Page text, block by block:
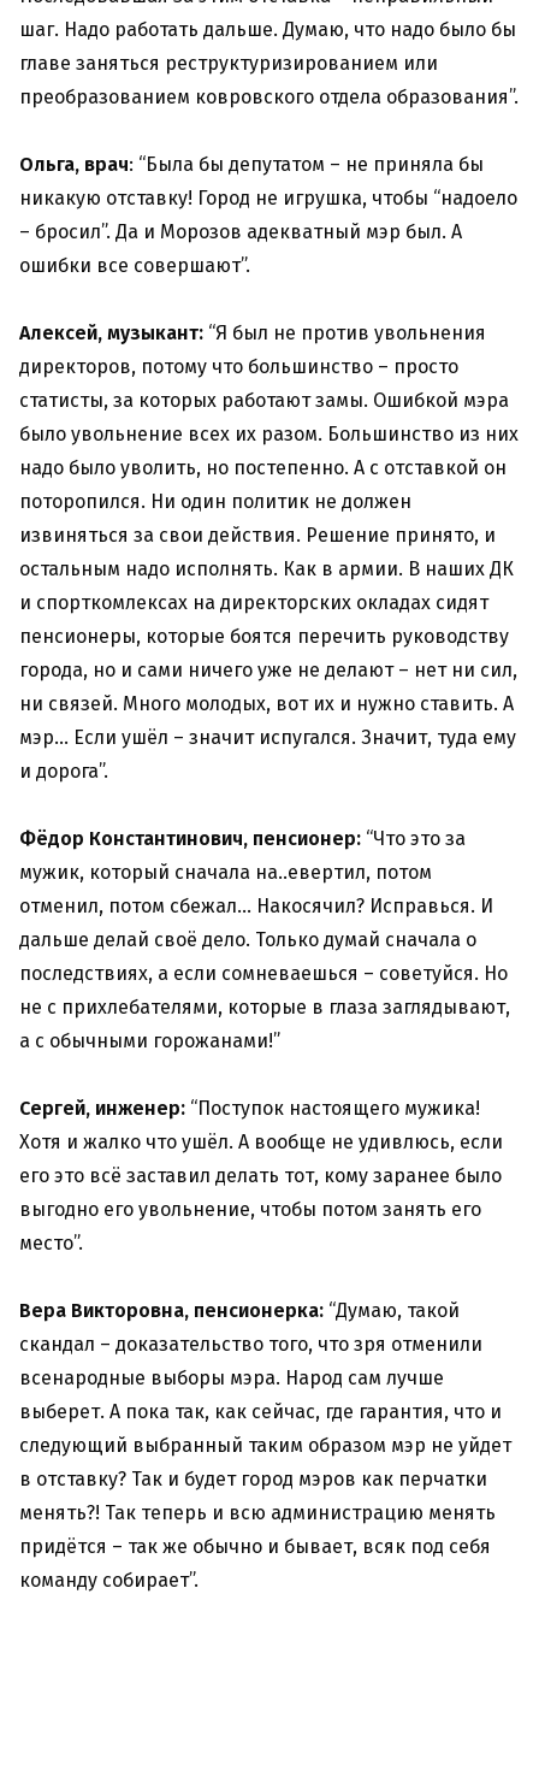
шаг. Надо работать дальше. Думаю, что надо было бы
главе заняться реструктуризированием или
преобразованием ковровского отдела образования”.
Ольга, врач: “Была бы депутатом – не приняла бы
никакую отставку! Город не игрушка, чтобы “надоело
– бросил”. Да и Морозов адекватный мэр был. А
ошибки все совершают”.
Алексей, музыкант: “Я был не против увольнения
директоров, потому что большинство – просто
статисты, за которых работают замы. Ошибкой мэра
было увольнение всех их разом. Большинство из них
надо было уволить, но постепенно. А с отставкой он
поторопился. Ни один политик не должен
извиняться за свои действия. Решение принято, и
остальным надо исполнять. Как в армии. В наших ДК
и спорткомлексах на директорских окладах сидят
пенсионеры, которые боятся перечить руководству
города, но и сами ничего уже не делают – нет ни сил,
ни связей. Много молодых, вот их и нужно ставить. А
мэр… Если ушёл – значит испугался. Значит, туда ему
и дорога”.
Фёдор Константинович, пенсионер: “Что это за
мужик, который сначала на..евертил, потом
отменил, потом сбежал… Накосячил? Исправься. И
дальше делай своё дело. Только думай сначала о
последствиях, а если сомневаешься – советуйся. Но
не с прихлебателями, которые в глаза заглядывают,
а с обычными горожанами!”
Сергей, инженер: “Поступок настоящего мужика!
Хотя и жалко что ушёл. А вообще не удивлюсь, если
его это всё заставил делать тот, кому заранее было
выгодно его увольнение, чтобы потом занять его
место”.
Вера Викторовна, пенсионерка: “Думаю, такой
скандал – доказательство того, что зря отменили
всенародные выборы мэра. Народ сам лучше
выберет. А пока так, как сейчас, где гарантия, что и
следующий выбранный таким образом мэр не уйдет
в отставку? Так и будет город мэров как перчатки
менять?! Так теперь и всю администрацию менять
придётся – так же обычно и бывает, всяк под себя
команду собирает”.